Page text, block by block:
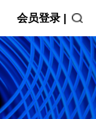
会员登录 |